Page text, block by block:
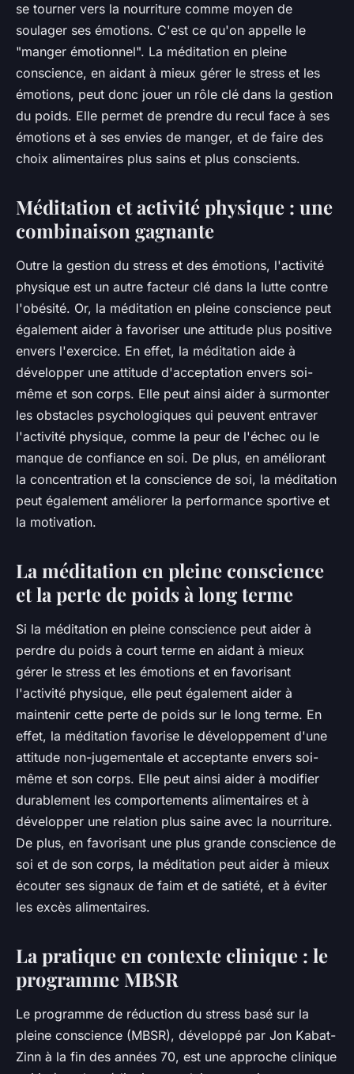
se tourner vers la nourriture comme moyen de
soulager ses émotions. C'est ce qu'on appelle le
"manger émotionnel". La méditation en pleine
conscience, en aidant à mieux gérer le stress et les
émotions, peut donc jouer un rôle clé dans la gestion
du poids. Elle permet de prendre du recul face à ses
émotions et à ses envies de manger, et de faire des
choix alimentaires plus sains et plus conscients.
Méditation et activité physique : une
combinaison gagnante
Outre la gestion du stress et des émotions, l'activité
physique est un autre facteur clé dans la lutte contre
l'obésité. Or, la méditation en pleine conscience peut
également aider à favoriser une attitude plus positive
envers l'exercice. En effet, la méditation aide à
développer une attitude d'acceptation envers soi-
même et son corps. Elle peut ainsi aider à surmonter
les obstacles psychologiques qui peuvent entraver
l'activité physique, comme la peur de l'échec ou le
manque de confiance en soi. De plus, en améliorant
la concentration et la conscience de soi, la méditation
peut également améliorer la performance sportive et
la motivation.
La méditation en pleine conscience
et la perte de poids à long terme
Si la méditation en pleine conscience peut aider à
perdre du poids à court terme en aidant à mieux
gérer le stress et les émotions et en favorisant
l'activité physique, elle peut également aider à
maintenir cette perte de poids sur le long terme. En
effet, la méditation favorise le développement d'une
attitude non-jugementale et acceptante envers soi-
même et son corps. Elle peut ainsi aider à modifier
durablement les comportements alimentaires et à
développer une relation plus saine avec la nourriture.
De plus, en favorisant une plus grande conscience de
soi et de son corps, la méditation peut aider à mieux
écouter ses signaux de faim et de satiété, et à éviter
les excès alimentaires.
La pratique en contexte clinique : le
programme MBSR
Le programme de réduction du stress basé sur la
pleine conscience (MBSR), développé par Jon Kabat-
Zinn à la fin des années 70, est une approche clinique